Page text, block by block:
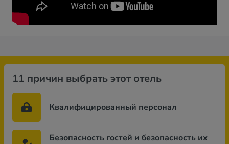
11 причин выбрать этот отель
Квалифицированный персонал
Безопасность гостей и безопасность их